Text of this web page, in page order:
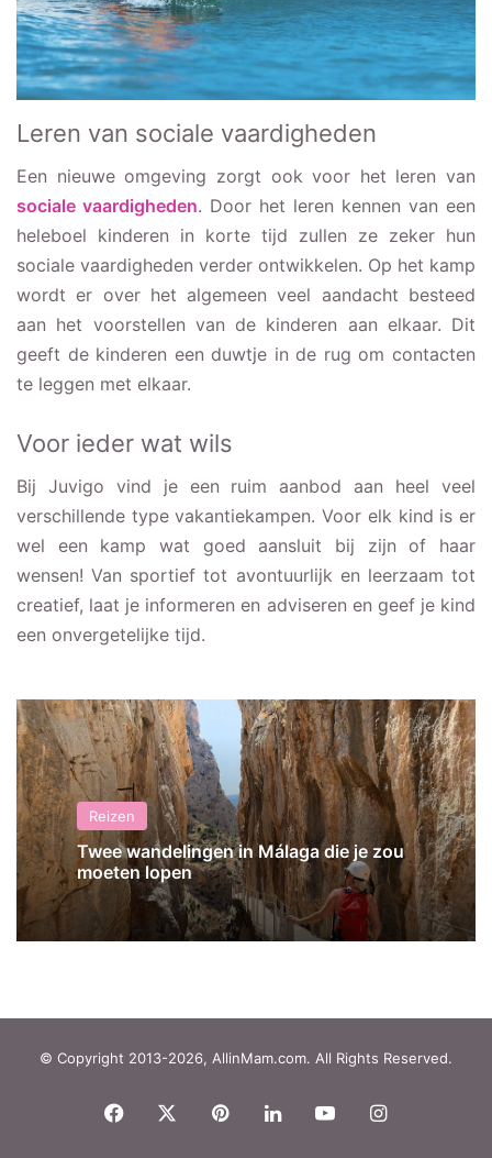
Leren van sociale vaardigheden
Een nieuwe omgeving zorgt ook voor het leren van
sociale vaardigheden. Door het leren kennen van een
heleboel kinderen in korte tijd zullen ze zeker hun
sociale vaardigheden verder ontwikkelen. Op het kamp
wordt er over het algemeen veel aandacht besteed
aan het voorstellen van de kinderen aan elkaar. Dit
geeft de kinderen een duwtje in de rug om contacten
te leggen met elkaar.
Voor ieder wat wils
Bij Juvigo vind je een ruim aanbod aan heel veel
verschillende type vakantiekampen. Voor elk kind is er
wel een kamp wat goed aansluit bij zijn of haar
wensen! Van sportief tot avontuurlijk en leerzaam tot
creatief, laat je informeren en adviseren en geef je kind
een onvergetelijke tijd.
Reizen
Twee wandelingen in Málaga die je zou
moeten lopen
© Copyright 2013-2026, AllinMam.com. All Rights Reserved.
Facebook PinterestLinkedInYouTubeInstagram